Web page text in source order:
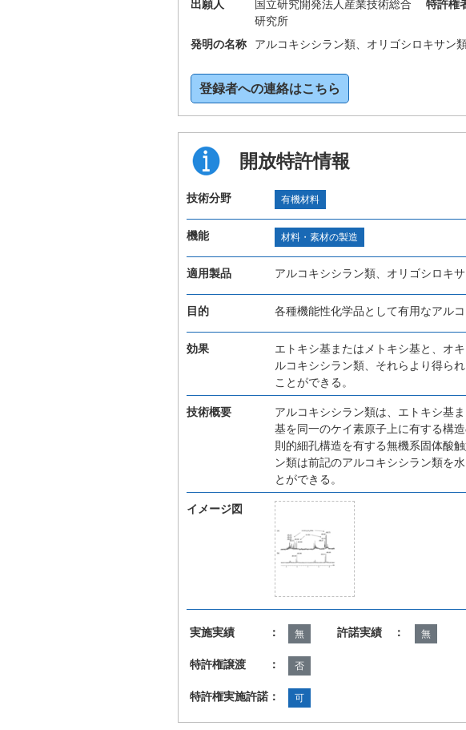
出願人
国立研究開発法人産業技術総合
研究所
特許権
発明の名称 アルコキシシラン類、オリゴシロキサン
登録者への連絡はこちら
開放特許情報
技術分野 有機材料
機能 材料・素材の製造
適用製品 アルコキシシラン類、オリゴシロキ
目的 各種機能性化学品として有用なアル
効果
エトキシ基またはメトキシ基と、オ
ルコキシシラン類、それらより得ら
ことができる。
技術概要
アルコキシシラン類は、エトキシ基
基を同一のケイ素原子上に有する構
則的細孔構造を有する無機系固体酸
ン類は前記のアルコキシシラン類を
とができる。
イメージ図
実施実績 ： 無 許諾実績 ： 無
特許権譲渡 ： 否
特許権実施許諾： 可